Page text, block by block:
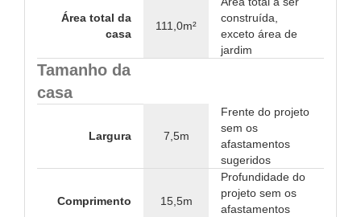
Área total da
casa
111,0m²
construída,
exceto área de
jardim
Tamanho da
casa
Largura 7,5m
Frente do projeto
sem os
afastamentos
sugeridos
Comprimento 15,5m
Profundidade do
projeto sem os
afastamentos